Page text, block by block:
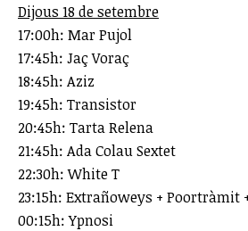
Dijous 18 de setembre
17:00h: Mar Pujol
17:45h: Jaç Voraç
18:45h: Aziz
19:45h: Transistor
20:45h: Tarta Relena
21:45h: Ada Colau Sextet
22:30h: White T
23:15h: Extrañoweys + Poortràmit
00:15h: Ypnosi